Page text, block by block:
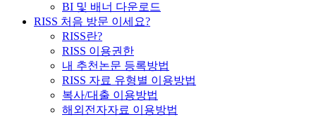
BI 및 배너 다운로드
RISS 처음 방문 이세요?
RISS란?
RISS 이용권한
내 추천논문 등록방법
RISS 자료 유형별 이용방법
복사/대출 이용방법
해외전자자료 이용방법